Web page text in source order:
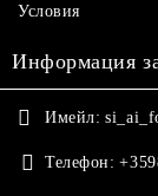
Условия
Информация
Имейл:
Телефон: